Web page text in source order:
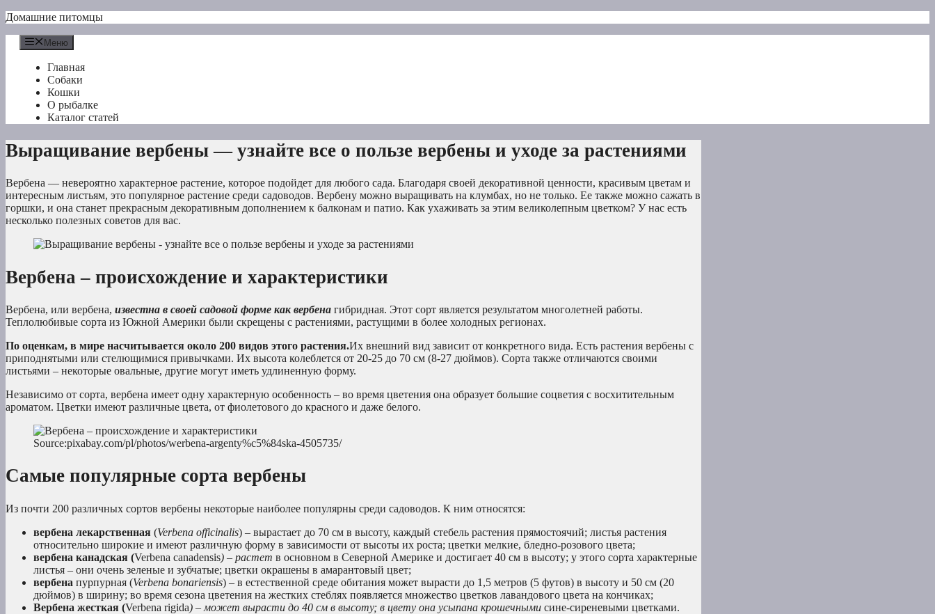
Перейти
содержимому
Домашние питомцы
Меню
Главная
Собаки
Кошки
О рыбалке
Каталог статей
Выращивание вербены — узнайте все о пользе вербены и уходе за растениями
Вербена — невероятно характерное растение, которое подойдет для любого сада. Благодаря своей декоративной ценности, красивым цветам и
интересным листьям, это популярное растение среди садоводов. Вербену можно выращивать на клумбах, но не только. Ее также можно сажать в
горшки, и она станет прекрасным декоративным дополнением к балконам и патио. Как ухаживать за этим великолепным цветком? У нас есть
несколько полезных советов для вас.
Вербена – происхождение и характеристики
Вербена, или вербена, известна в своей садовой форме как вербена гибридная. Этот сорт является результатом многолетней работы.
Теплолюбивые сорта из Южной Америки были скрещены с растениями, растущими в более холодных регионах.
По оценкам, в мире насчитывается около 200 видов этого растения.Их внешний вид зависит от конкретного вида. Есть растения вербены с
приподнятыми или стелющимися привычками. Их высота колеблется от 20-25 до 70 см (8-27 дюймов). Сорта также отличаются своими
листьями – некоторые овальные, другие могут иметь удлиненную форму.
Независимо от сорта, вербена имеет одну характерную особенность – во время цветения она образует большие соцветия с восхитительным
ароматом. Цветки имеют различные цвета, от фиолетового до красного и даже белого.
Source:pixabay.com/pl/photos/werbena-argenty%c5%84ska-4505735/
Самые популярные сорта вербены
Из почти 200 различных сортов вербены некоторые наиболее популярны среди садоводов. К ним относятся:
вербена лекарственная (Verbena officinalis) – вырастает до 70 см в высоту, каждый стебель растения прямостоячий; листья растения
относительно широкие и имеют различную форму в зависимости от высоты их роста; цветки мелкие, бледно-розового цвета;
вербена канадская (Verbena canadensis) – растет в основном в Северной Америке и достигает 40 см в высоту; у этого сорта характерные
листья – они очень зеленые и зубчатые; цветки окрашены в амарантовый цвет;
вербена пурпурная (Verbena bonariensis) – в естественной среде обитания может вырасти до 1,5 метров (5 футов) в высоту и 50 см (20
дюймов) в ширину; во время сезона цветения на жестких стеблях появляется множество цветков лавандового цвета на кончиках;
Вербена жесткая (Verbena rigida) – может вырасти до 40 см в высоту; в цвету она усыпана крошечными сине-сиреневыми цветками.